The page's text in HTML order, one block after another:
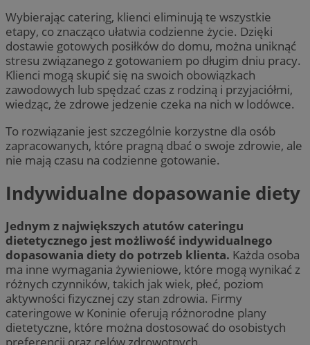
Wybierając catering, klienci eliminują te wszystkie
etapy, co znacząco ułatwia codzienne życie. Dzięki
dostawie gotowych posiłków do domu, można uniknąć
stresu związanego z gotowaniem po długim dniu pracy.
Klienci mogą skupić się na swoich obowiązkach
zawodowych lub spędzać czas z rodziną i przyjaciółmi,
wiedząc, że zdrowe jedzenie czeka na nich w lodówce.
To rozwiązanie jest szczególnie korzystne dla osób
zapracowanych, które pragną dbać o swoje zdrowie, ale
nie mają czasu na codzienne gotowanie.
Indywidualne dopasowanie diety
Jednym z największych atutów cateringu
dietetycznego jest możliwość indywidualnego
dopasowania diety do potrzeb klienta. Każda osoba
ma inne wymagania żywieniowe, które mogą wynikać z
różnych czynników, takich jak wiek, płeć, poziom
aktywności fizycznej czy stan zdrowia. Firmy
cateringowe w Koninie oferują różnorodne plany
dietetyczne, które można dostosować do osobistych